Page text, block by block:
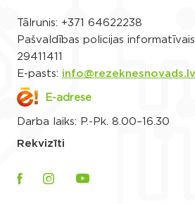
Tālrunis: +371 64622238
Pašvaldības policijas
29411411
E-pasts: info@rezeknesnovads.lv
E-adrese
Darba laiks: P.-Pk. 8.00–16.30
Rekvizīti